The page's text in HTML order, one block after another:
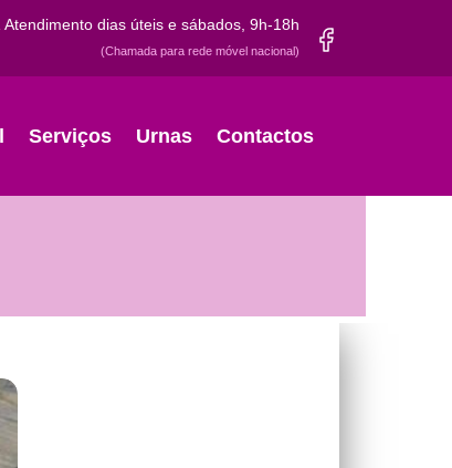
Atendimento dias úteis e sábados, 9h-18h
(Chamada para rede móvel nacional)
Serviços Urnas Contactos